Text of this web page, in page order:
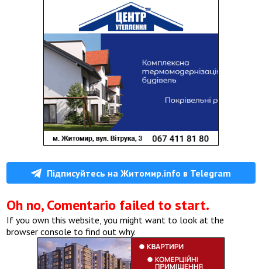
Підписуйтесь на Житомир.info в Telegram
Oh no, Comentario failed to start.
If you own this website, you might want to look at the
browser console to find out why.